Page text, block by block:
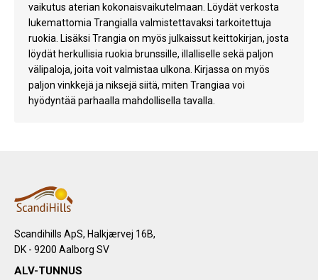
vaikutus aterian kokonaisvaikutelmaan. Löydät verkosta
lukemattomia Trangialla valmistettavaksi tarkoitettuja
ruokia. Lisäksi Trangia on myös julkaissut keittokirjan, josta
löydät herkullisia ruokia brunssille, illalliselle sekä paljon
välipaloja, joita voit valmistaa ulkona. Kirjassa on myös
paljon vinkkejä ja niksejä siitä, miten Trangiaa voi
hyödyntää parhaalla mahdollisella tavalla.
Scandihills ApS, Halkjærvej 16B,
DK - 9200 Aalborg SV
ALV-TUNNUS